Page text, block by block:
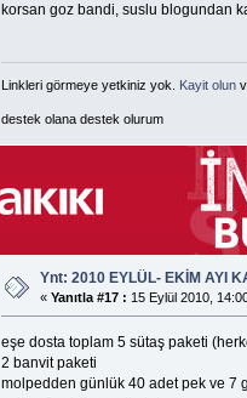
korsan goz bandi, suslu blogundan
Linkleri görmeye yetkiniz yok. Kayit olun
destek olana destek olurum
Ynt: 2010 EYLÜL- EKİM AYI
« Yanıtla #17 : 15 Eylül 2010,
eşe dosta toplam 5 sütaş paketi
2 banvit paketi
molpedden günlük 40 adet pek ve 7